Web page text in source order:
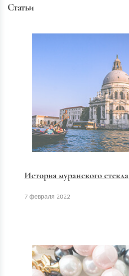
Статьи
История муранского стекла
7 февраля 2022